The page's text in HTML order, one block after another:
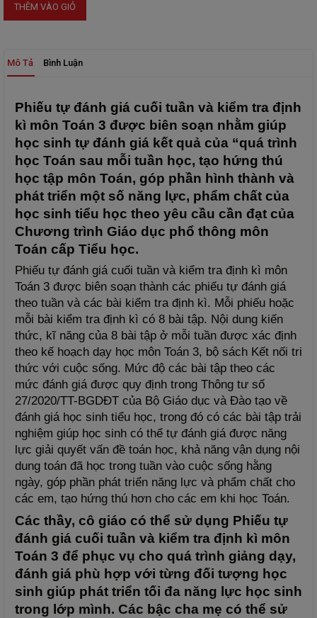
THÊM VÀO GIỎ
Mô Tả Bình Luận
Phiếu tự đánh giá cuối tuần và kiểm tra định
kì môn Toán 3 được biên soạn nhằm giúp
học sinh tự đánh giá kết quả của “quá trình
học Toán sau mỗi tuần học, tạo hứng thú
học tập môn Toán, góp phần hình thành và
phát triển một số năng lực, phẩm chất của
học sinh tiểu học theo yêu cầu cần đạt của
Chương trình Giáo dục phổ thông môn
Toán cấp Tiểu học.
Phiếu tự đánh giá cuối tuần và kiểm tra định kì môn
Toán 3 được biên soạn thành các phiếu tự đánh giá
theo tuần và các bài kiểm tra định kì. Mỗi phiếu hoặc
mỗi bài kiểm tra định kì có 8 bài tập. Nội dung kiến
thức, kĩ năng của 8 bài tập ở mỗi tuần được xác định
theo kế hoạch dạy học môn Toán 3, bộ sách Kết nối tri
thức với cuộc sống. Mức độ các bài tập theo các
mức đánh giá được quy định trong Thông tư số
27/2020/TT-BGDĐT của Bộ Giáo dục và Đào tạo về
đánh giá học sinh tiểu học, trong đó có các bài tập trải
nghiệm giúp học sinh có thể tự đánh giá được năng
lực giải quyết vấn đề toán học, khả năng vận dụng nội
dung toán đã học trong tuần vào cuộc sống hằng
ngày, góp phần phát triển năng lực và phẩm chất cho
các em, tạo hứng thú hơn cho các em khi học Toán.
Các thầy, cô giáo có thể sử dụng Phiếu tự
đánh giá cuối tuần và kiểm tra định kì môn
Toán 3 để phục vụ cho quá trình giảng dạy,
đánh giá phù hợp với từng đối tượng học
sinh giúp phát triển tối đa năng lực học sinh
trong lớp mình. Các bậc cha mẹ có thể sử